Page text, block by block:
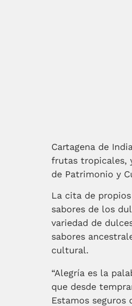
Cartagena de
frutas tropicales,
de Patrimonio y
La cita de
sabores de los
variedad de
sabores
cultural.
“Alegría es la
que desde
Estamos seguros